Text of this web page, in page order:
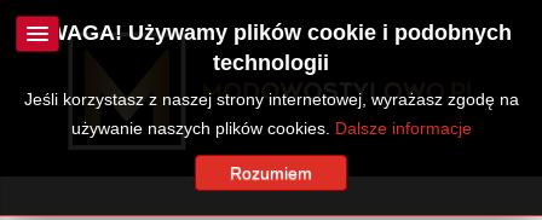
UWAGA! Używamy plików cookie i podobnych
technologii
Jeśli korzystasz z naszej strony internetowej, wyrażasz zgodę na
używanie naszych plików cookies. Dalsze informacje
Rozumiem